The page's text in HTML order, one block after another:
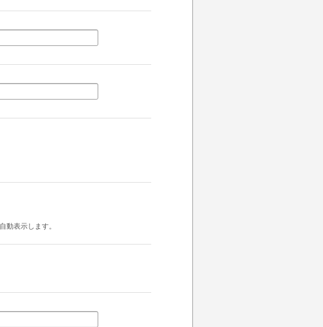
動表示します。